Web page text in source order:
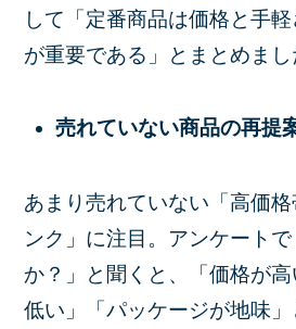
して「定番商品は価格と手
が重要である」とまとめまし
売れていない商品の再提
あまり売れていない「高価
ンク」に注目。アンケート
か？」と聞くと、「価格が
低い」「パッケージが地味」